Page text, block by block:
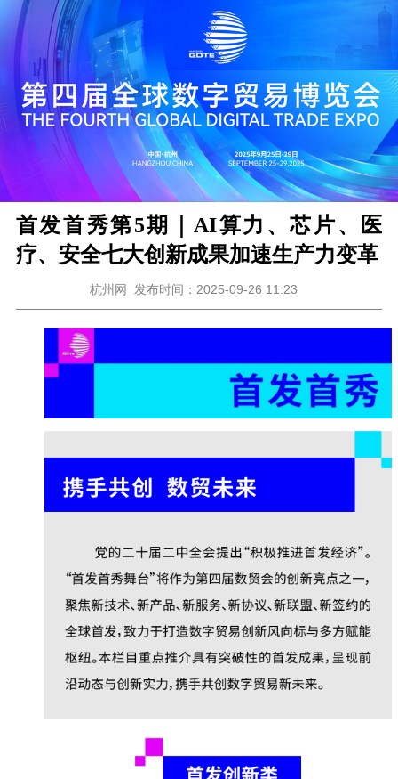
首发首秀第5期｜AI算力、芯片、医
疗、安全七大创新成果加速生产力变革
杭州网 发布时间：2025-09-26 11:23